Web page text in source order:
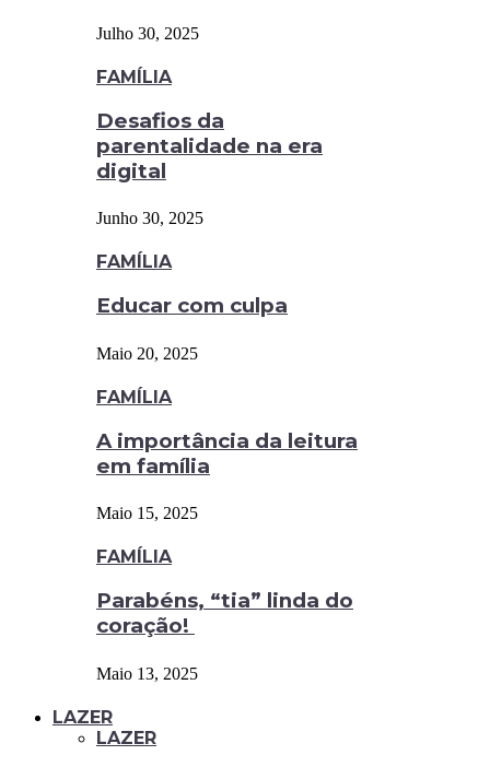
Julho 30, 2025
FAMÍLIA
Desafios da
parentalidade na era
digital
Junho 30, 2025
FAMÍLIA
Educar com culpa
Maio 20, 2025
FAMÍLIA
A importância da leitura
em família
Maio 15, 2025
FAMÍLIA
Parabéns, “tia” linda do
coração!
Maio 13, 2025
LAZER
LAZER